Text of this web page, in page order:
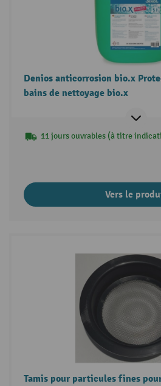
Denios anticorrosion bio.x
bains de nettoyage bio.x
11 jours ouvrables (à titre
Vers le
Tamis pour particules fines